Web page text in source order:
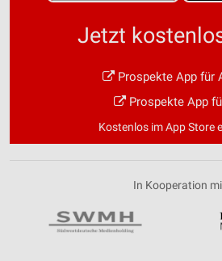
Jetzt
Prospekte App für
Prospekte App
Kostenlos im App Store
In Kooperation